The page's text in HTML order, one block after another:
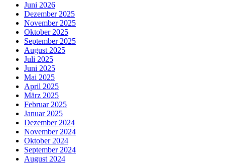
Juni 2026
Dezember 2025
November 2025
Oktober 2025
September 2025
August 2025
Juli 2025
Juni 2025
Mai 2025
April 2025
März 2025
Februar 2025
Januar 2025
Dezember 2024
November 2024
Oktober 2024
September 2024
August 2024